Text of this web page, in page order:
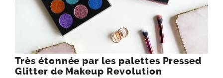
Très étonnée par les palettes Pressed
Glitter de Makeup Revolution